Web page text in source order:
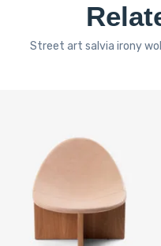
Street art salvia irony